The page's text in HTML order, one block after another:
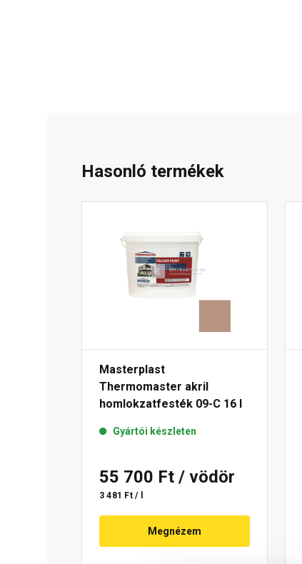
Hasonló termékek
Masterplast
Thermomaster akril
homlokzatfesték 09-C 16 l
Gyártói készleten
55 700 Ft / vödör
3 481 Ft / l
Megnézem